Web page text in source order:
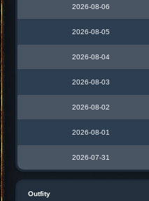
2026-08-06
2026-08-05
2026-08-04
2026-08-03
2026-08-02
2026-08-01
2026-07-31
Outfity